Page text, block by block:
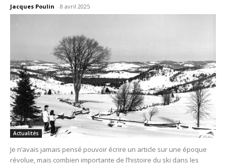
Jacques Poulin - 8 avril 2025
Actualités
Je n’avais jamais pensé pouvoir écrire un article sur une époque
révolue, mais combien importante de l’histoire du ski dans les